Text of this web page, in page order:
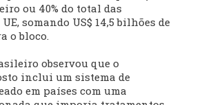
ou 40% do total das
somando US$ 14,5 bilhões de
o bloco.
observou que o
inclui um sistema de
em países com uma